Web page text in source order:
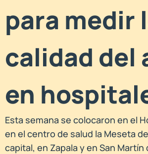
para medir
calidad del
en
Esta semana se colocaron en el
en el centro de salud la Meseta
capital, en Zapala y en San Martín